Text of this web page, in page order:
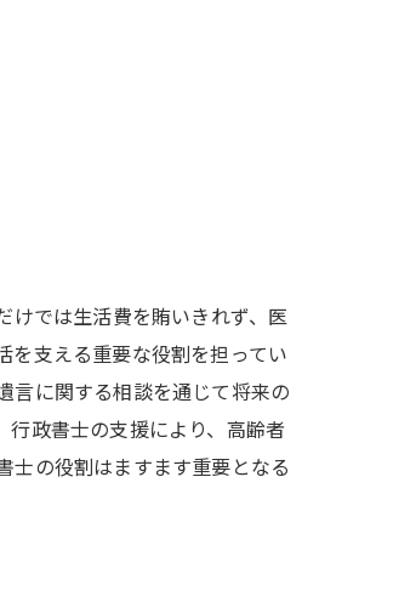
けでは生活費を賄いきれず、医
を支える重要な役割を担ってい
言に関する相談を通じて将来の
行政書士の支援により、高齢者
士の役割はますます重要となる